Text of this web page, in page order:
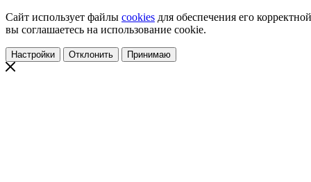
Сайт использует файлы cookies для обеспечения его
вы соглашаетесь на использование cookie.
Настройки Отклонить Принимаю